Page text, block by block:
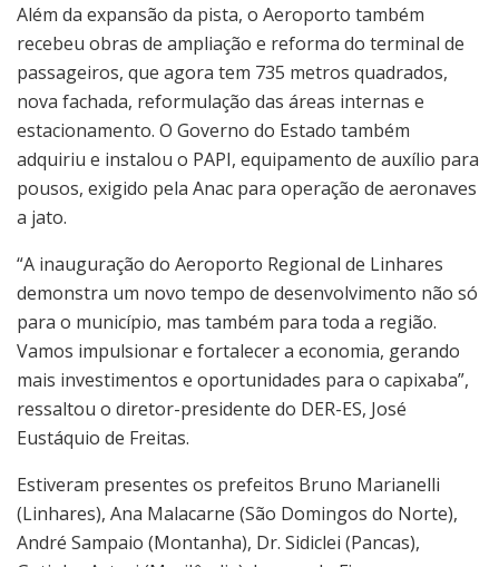
Além da expansão da pista, o Aeroporto também
recebeu obras de ampliação e reforma do terminal de
passageiros, que agora tem 735 metros quadrados,
nova fachada, reformulação das áreas internas e
estacionamento. O Governo do Estado também
adquiriu e instalou o PAPI, equipamento de auxílio para
pousos, exigido pela Anac para operação de aeronaves
a jato.
“A inauguração do Aeroporto Regional de Linhares
demonstra um novo tempo de desenvolvimento não só
para o município, mas também para toda a região.
Vamos impulsionar e fortalecer a economia, gerando
mais investimentos e oportunidades para o capixaba”,
ressaltou o diretor-presidente do DER-ES, José
Eustáquio de Freitas.
Estiveram presentes os prefeitos Bruno Marianelli
(Linhares), Ana Malacarne (São Domingos do Norte),
André Sampaio (Montanha), Dr. Sidiclei (Pancas),